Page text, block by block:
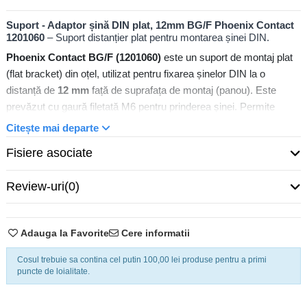
Adauga la Favorite
Cosul trebuie sa contina cel putin 100,00 lei produse pentru a primi
puncte de loialitate.
Cere informatii
Suport - Adaptor șină DIN plat, 12mm BG/F Phoenix Contact
1201060 – Suport distanțier plat pentru montarea șinei DIN.
Phoenix Contact BG/F (1201060) este un suport de montaj plat
(flat bracket) din oțel, utilizat pentru fixarea șinelor DIN la o
distanță de 12 mm față de suprafața de montaj (panou). Este
prevăzut cu gaură filetată M6 pentru prinderea șinei. Permite
trecerea cablurilor sau a altor elemente prin spatele șinei DIN.
BG/F 1201060 – Distanțier robust pentru șine DIN
Acest accesoriu simplu dar esențial permite elevarea șinei DIN
șină, care poate fi folosit pentru rutarea cablurilor, îmbunătățirea
șurub M6 asigură stabilitatea ansamblului în tablourile de
comandă. Materialul este oțel zincat pasivat, rezistent la
Citește mai departe
Fisiere asociate
Review-uri(0)